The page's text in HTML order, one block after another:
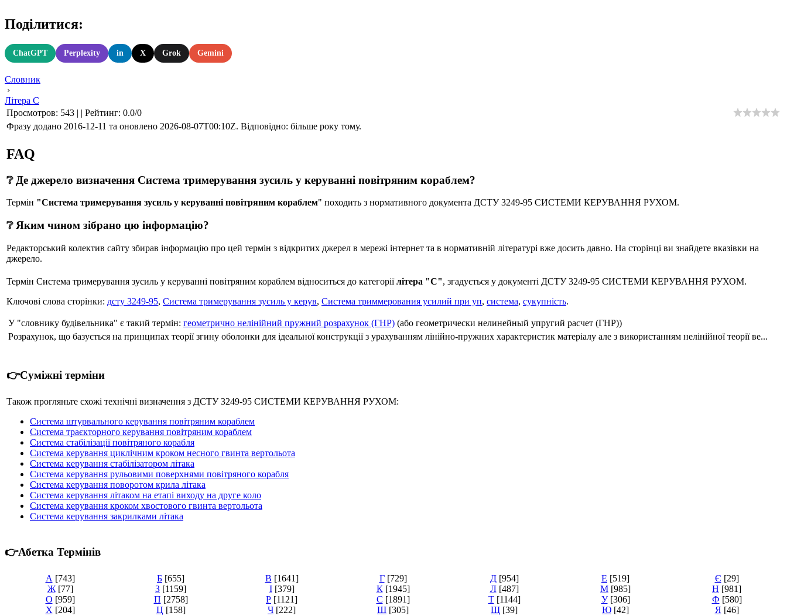
Поділитися:
ChatGPT Perplexity in X Grok Gemini
Словник
›
Літера С
Просмотров: 543 | | Рейтинг: 0.0/0
Фразу додано 2016-12-11 та оновлено 2026-08-07T00:10Z. Відповідно: більше року тому.
FAQ
❔ Де джерело визначення Система тримерування зусиль у керуванні повітряним кораблем?
Термін "Система тримерування зусиль у керуванні повітряним кораблем" походить з нормативного документа ДСТУ 3249-95 СИСТЕМИ КЕРУВАННЯ РУХОМ.
❔ Яким чином зібрано цю інформацію?
Редакторський колектив сайту збирав інформацію про цей термін з відкритих джерел в мережі інтернет та в нормативній літературі вже досить давно. На сторінці ви знайдете вказівки на
джерело.
Термін Система тримерування зусиль у керуванні повітряним кораблем відноситься до категоріїлітера "С", згадується у документі ДСТУ 3249-95 СИСТЕМИ КЕРУВАННЯ РУХОМ.
Ключові слова сторінки: дсту 3249-95, Система тримерування зусиль у керув, Система триммерования усилий при уп, система, сукупність.
У "словнику будівельника" є такий термін: геометрично нелінійний пружний розрахунок (ГНР) (або геометрически нелинейный упругий расчет (ГНР))
Розрахунок, що базується на принципах теорії згину оболонки для ідеальної конструкції з урахуванням лінійно-пружних характеристик матеріалу але з використанням нелінійної теорії ве...
👉Суміжні терміни
Також прогляньте схожі технічні визначення з ДСТУ 3249-95 СИСТЕМИ КЕРУВАННЯ РУХОМ:
Система штурвального керування повітряним кораблем
Система траєкторного керування повітряним кораблем
Система стабілізації повітряного корабля
Система керування циклічним кроком несного гвинта вертольота
Система керування стабілізатором літака
Система керування рульовими поверхнями повітряного корабля
Система керування поворотом крила літака
Система керування літаком на етапі виходу на друге коло
Система керування кроком хвостового гвинта вертольота
Система керування закрилками літака
👉Абетка Термінів
А [743] Б [655] В [1641] Г [729] Д [954] Е [519] Є [29]
Ж [77] З [1159] І [379] К [1945] Л [487] М [985] Н [981]
О [959] П [2758] Р [1121] С [1891] Т [1144] У [306] Ф [580]
Х [204] Ц [158] Ч [222] Ш [305] Щ [39] Ю [42] Я [46]